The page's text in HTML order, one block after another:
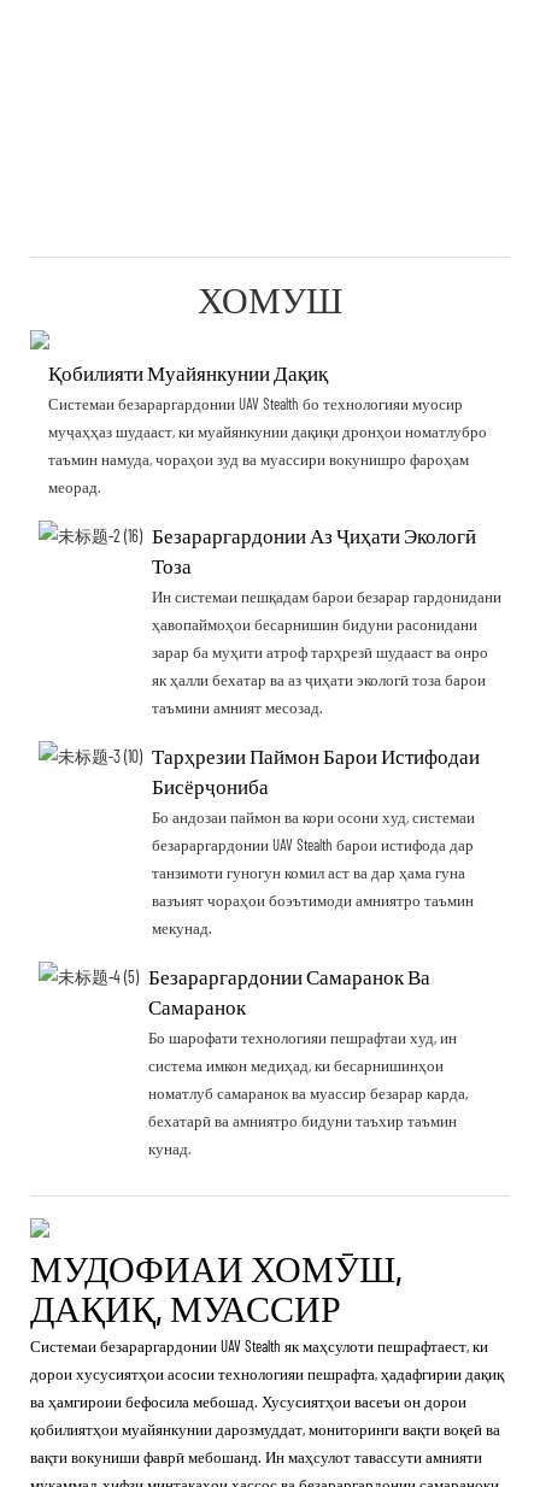
ХОМУШ
Қобилияти Муайянкунии Дақиқ
Системаи безараргардонии UAV Stealth бо технологияи муосир
муҷаҳҳаз шудааст, ки муайянкунии дақиқи дронҳои номатлубро
таъмин намуда, чораҳои зуд ва муассири вокунишро фароҳам
меорад.
Безараргардонии Аз Ҷиҳати Экологӣ
Тоза
Ин системаи пешқадам барои безарар гардонидани
ҳавопаймоҳои бесарнишин бидуни расонидани
зарар ба муҳити атроф тарҳрезӣ шудааст ва онро
як ҳалли бехатар ва аз ҷиҳати экологӣ тоза барои
таъмини амният месозад.
Тарҳрезии Паймон Барои Истифодаи
Бисёрҷониба
Бо андозаи паймон ва кори осони худ, системаи
безараргардонии UAV Stealth барои истифода дар
танзимоти гуногун комил аст ва дар ҳама гуна
вазъият чораҳои боэътимоди амниятро таъмин
мекунад.
Безараргардонии Самаранок Ва
Самаранок
Бо шарофати технологияи пешрафтаи худ, ин
система имкон медиҳад, ки бесарнишинҳои
номатлуб самаранок ва муассир безарар карда,
бехатарӣ ва амниятро бидуни таъхир таъмин
кунад.
МУДОФИАИ ХОМӮШ,
ДАҚИҚ, МУАССИР
Системаи безараргардонии UAV Stealth як маҳсулоти пешрафтаест, ки
дорои хусусиятҳои асосии технологияи пешрафта, ҳадафгирии дақиқ
ва ҳамгироии бефосила мебошад. Хусусиятҳои васеъи он дорои
қобилиятҳои муайянкунии дарозмуддат, мониторинги вақти воқеӣ ва
вақти вокуниши фаврӣ мебошанд. Ин маҳсулот тавассути амнияти